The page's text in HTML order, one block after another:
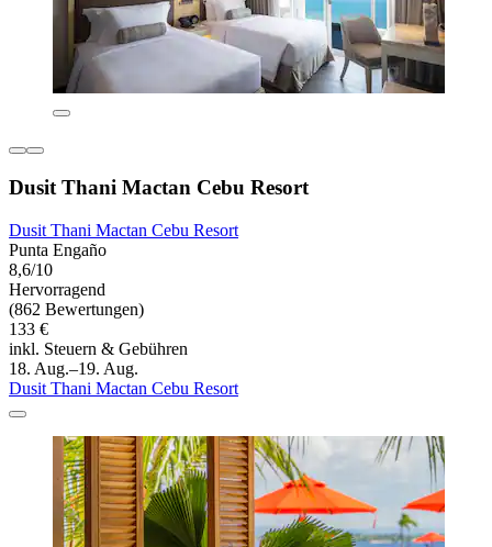
Dusit Thani Mactan Cebu Resort
Dusit Thani Mactan Cebu Resort
Punta Engaño
8,6/10
Hervorragend
(862 Bewertungen)
133 €
inkl. Steuern & Gebühren
18. Aug.–19. Aug.
Dusit Thani Mactan Cebu Resort